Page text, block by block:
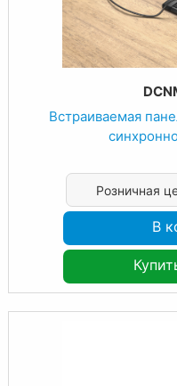
Встраиваемая
Розничная
В